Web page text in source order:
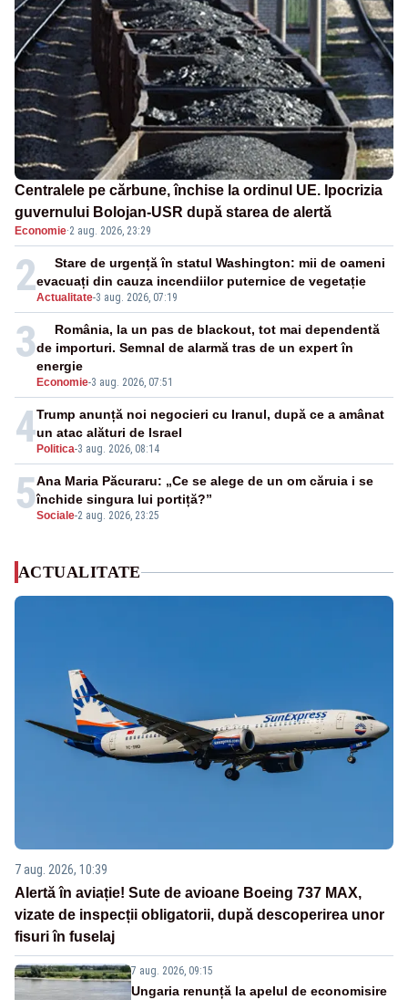
Centralele pe cărbune, închise la ordinul UE. Ipocrizia
guvernului Bolojan-USR după starea de alertă
Economie·2 aug. 2026, 23:29
2Actualitate-3 aug. 2026, 07:19
Stare de urgență în statul Washington: mii de oameni
evacuați din cauza incendiilor puternice de vegetație
3
Economie-3 aug. 2026, 07:51
România, la un pas de blackout, tot mai dependentă
de importuri. Semnal de alarmă tras de un expert în
energie
4 Politica-3 aug. 2026, 08:14
Trump anunță noi negocieri cu Iranul, după ce a amânat
un atac alături de Israel
5Sociale-2 aug. 2026, 23:25
Ana Maria Păcuraru: „Ce se alege de un om căruia i se
închide singura lui portiță?”
ACTUALITATE
7 aug. 2026, 10:39
Alertă în aviație! Sute de avioane Boeing 737 MAX,
vizate de inspecții obligatorii, după descoperirea unor
fisuri în fuselaj
7 aug. 2026, 09:15
Ungaria renunță la apelul de economisire